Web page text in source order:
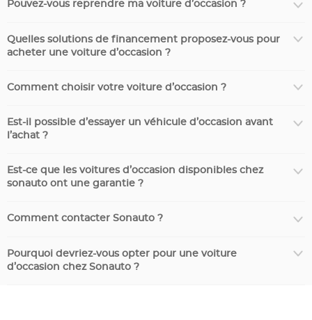
Pouvez-vous reprendre ma voiture d’occasion ?
Quelles solutions de financement proposez-vous pour
acheter une voiture d’occasion ?
Comment choisir votre voiture d’occasion ?
Est-il possible d’essayer un véhicule d’occasion avant
l’achat ?
Est-ce que les voitures d’occasion disponibles chez
sonauto ont une garantie ?
Comment contacter Sonauto ?
Pourquoi devriez-vous opter pour une voiture
d’occasion chez Sonauto ?